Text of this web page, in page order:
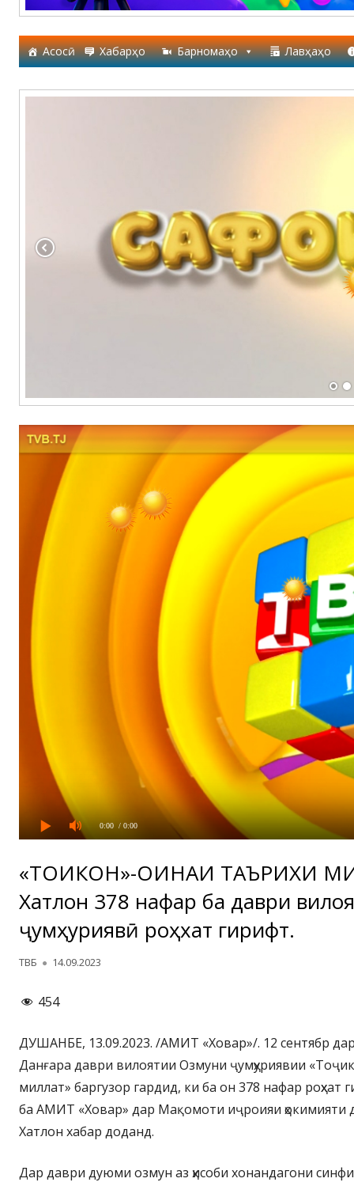
Асосӣ Хабарҳо Барномаҳо Лавҳаҳо
0:00 / 0:00
«ТОҶИКОН»-ОИНАИ ТАЪРИХИ
Хатлон 378 нафар ба даври
ҷумҳуриявӣ роҳхат гирифт.
Автор
ТВБ Опубликовано
14.09.2023
454
ДУШАНБЕ, 13.09.2023. /АМИТ «Ховар»/. 12 сентябр
Данғара даври вилоятии Озмуни ҷумҳуриявии
миллат» баргузор гардид, ки ба он 378 нафар роҳхат
ба АМИТ «Ховар» дар Мақомоти иҷроияи ҳокимияти
Хатлон хабар доданд.
Дар даври дуюми озмун аз ҳисоби хонандагони синфи